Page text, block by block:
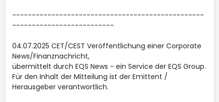
-------------------------------------------------
--------------------------
04.07.2025 CET/CEST Veröffentlichung einer Corporate
News/Finanznachricht,
übermittelt durch EQS News - ein Service der EQS Group.
Für den Inhalt der Mitteilung ist der Emittent /
Herausgeber verantwortlich.